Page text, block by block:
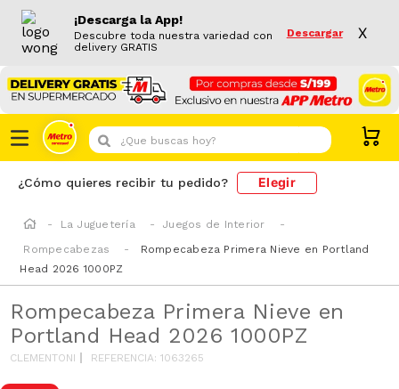
¡Descarga la App!
Descubre toda nuestra variedad con
delivery GRATIS
Descargar X
¿Que buscas hoy?
¿Cómo quieres recibir tu pedido? Elegir
La Juguetería
Juegos de Interior
Rompecabezas
Rompecabeza Primera Nieve en Portland
Head 2026 1000PZ
Rompecabeza Primera Nieve en
Portland Head 2026 1000PZ
CLEMENTONI REFERENCIA:1063265